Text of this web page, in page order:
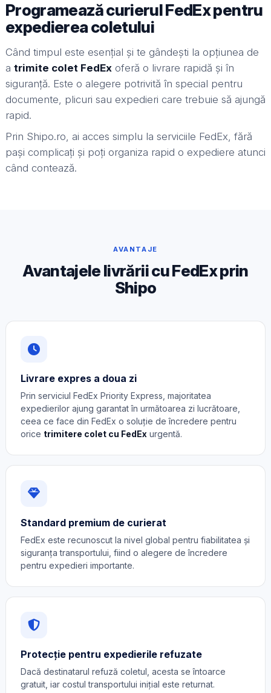
Programează curierul FedEx pentru
expedierea coletului
Când timpul este esențial și te gândești la opțiunea de
a trimite colet FedEx oferă o livrare rapidă și în
siguranță. Este o alegere potrivită în special pentru
documente, plicuri sau expedieri care trebuie să ajungă
rapid.
Prin Shipo.ro, ai acces simplu la serviciile FedEx, fără
pași complicați și poți organiza rapid o expediere atunci
când contează.
AVANTAJE
Avantajele livrării cu FedEx prin
Shipo
Livrare expres a doua zi
Prin serviciul FedEx Priority Express, majoritatea
expedierilor ajung garantat în următoarea zi lucrătoare,
ceea ce face din FedEx o soluție de încredere pentru
orice trimitere colet cu FedEx urgentă.
Standard premium de curierat
FedEx este recunoscut la nivel global pentru fiabilitatea și
siguranța transportului, fiind o alegere de încredere
pentru expedieri importante.
Protecție pentru expedierile refuzate
Dacă destinatarul refuză coletul, acesta se întoarce
gratuit, iar costul transportului inițial este returnat.